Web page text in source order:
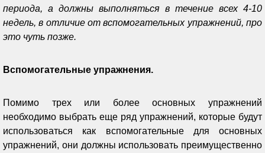
периода, а должны выполняться в течение всех 4-10
недель, в отличие от вспомогательных упражнений, про
это чуть позже.
Вспомогательные упражнения.
Помимо трех или более основных упражнений
необходимо выбрать еще ряд упражнений, которые будут
использоваться как вспомогательные для основных
упражнений, они должны использовать преимущественно